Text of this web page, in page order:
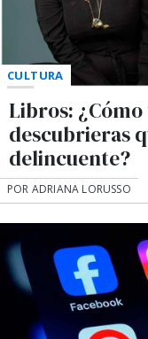
CULTURA
Libros:
descubrieras
delincuente?
POR ADRIANA LORUSSO